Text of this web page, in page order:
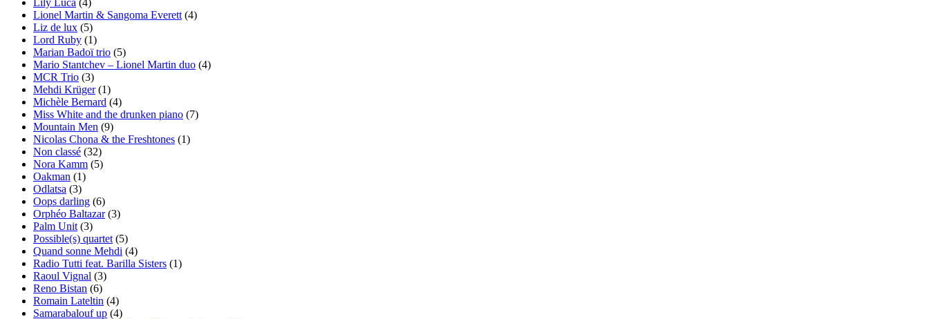
Lily Luca (4)
Lionel Martin & Sangoma Everett (4)
Liz de lux (5)
Lord Ruby (1)
Marian Badoï trio (5)
Mario Stantchev – Lionel Martin duo (4)
MCR Trio (3)
Mehdi Krüger(1)
Michèle Bernard (4)
Miss White and the drunken piano (7)
Mountain Men (9)
Nicolas Chona & the Freshtones (1)
Non classé (32)
Nora Kamm (5)
Oakman (1)
Odlatsa (3)
Oops darling (6)
Orphéo Baltazar(3)
Palm Unit (3)
Possible(s) quartet (5)
Quand sonne Mehdi (4)
Radio Tutti feat. Barilla Sisters (1)
Raoul Vignal (3)
Reno Bistan (6)
Romain Lateltin (4)
Samarabalouf up (4)